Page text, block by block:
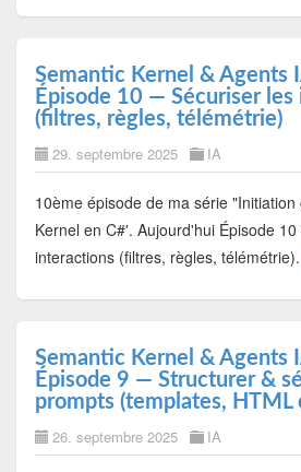
Semantic Kernel & Agents
Épisode 10 — Sécuriser
(filtres, règles, télémétrie)
29. septembre 2025 IA
10ème épisode de ma série
Kernel en C#'. Aujourd'hui Épisode
interactions (filtres, règles, télémétrie).
Semantic Kernel & Agents
Épisode 9 — Structurer &
prompts (templates, HTML
26. septembre 2025 IA